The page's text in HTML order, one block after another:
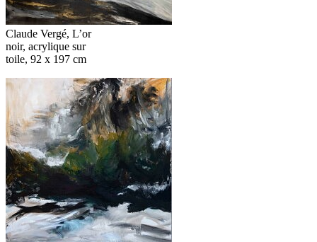
Claude Vergé, L’or
noir, acrylique sur
toile, 92 x 197 cm